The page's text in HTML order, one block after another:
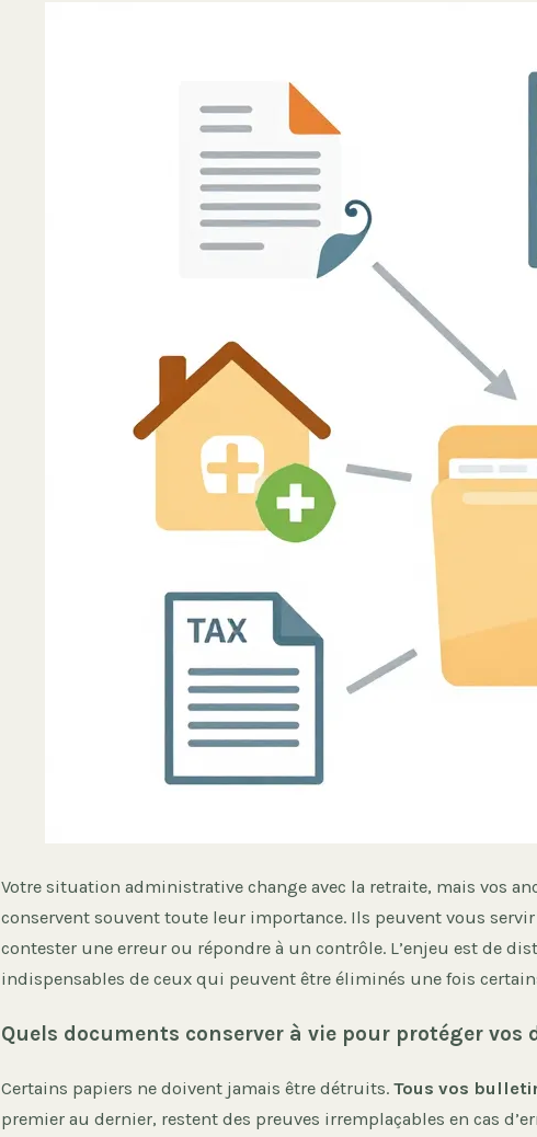
Votre situation administrative change avec la retraite, mais vos
conservent souvent toute leur importance. Ils peuvent vous
contester une erreur ou répondre à un contrôle. L’enjeu est de
indispensables de ceux qui peuvent être éliminés une fois
Quels documents conserver à vie pour protéger
Certains papiers ne doivent jamais être détruits. Tous vos
premier au dernier, restent des preuves irremplaçables en cas